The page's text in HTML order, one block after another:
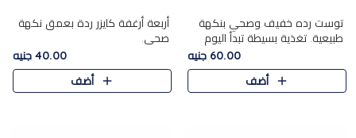
توست رده خفيف وصحي بنكهة
طبيعية. تغذية بسيطة تبدأ اليوم
60.00 جنيه
أضف
أربعة أرغفة كايزر ردة بعمق نكهة
صحي.
40.00 جنيه
أضف